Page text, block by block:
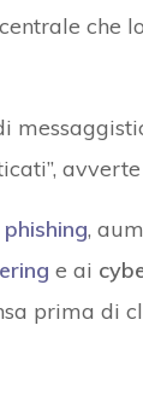
che
avverte
phishing,
e ai
prima di